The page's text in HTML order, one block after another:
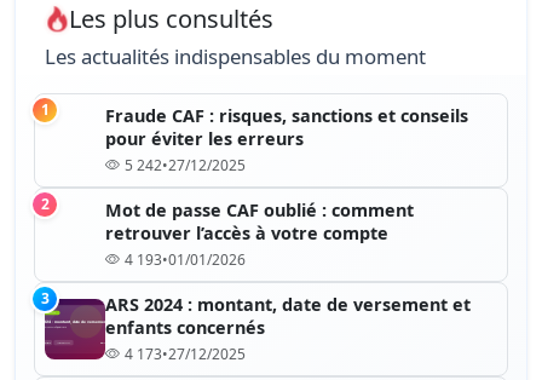
Les plus consultés
Les actualités indispensables du moment
1
Fraude CAF : risques, sanctions et conseils
pour éviter les erreurs
5 242•27/12/2025
2
Mot de passe CAF oublié : comment
retrouver l’accès à votre compte
4 193•01/01/2026
3
ARS 2024 : montant, date de versement et
enfants concernés
4 173•27/12/2025